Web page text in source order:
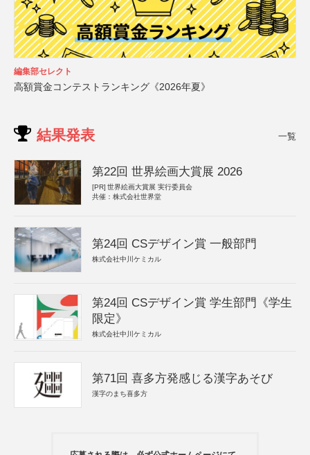
編集部セレクト
高額賞金コンテストランキング《2026年夏》
結果発表 一覧
第22回 世界絵画大賞展 2026
[PR] 世界絵画大賞展 実行委員会
共催：株式会社世界堂
第24回 CSデザイン賞 一般部門
株式会社中川ケミカル
第24回 CSデザイン賞 学生部門《学生
限定》
株式会社中川ケミカル
第71回 喜多方発感じる漢字あそび
漢字のまち喜多方